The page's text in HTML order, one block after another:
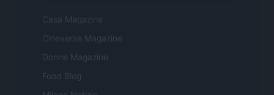
Casa Magazine
Cineverse Magazine
Donne Magazine
Food Blog